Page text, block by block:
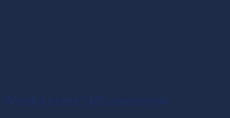
Wróżka przez SMS oraz e-mail